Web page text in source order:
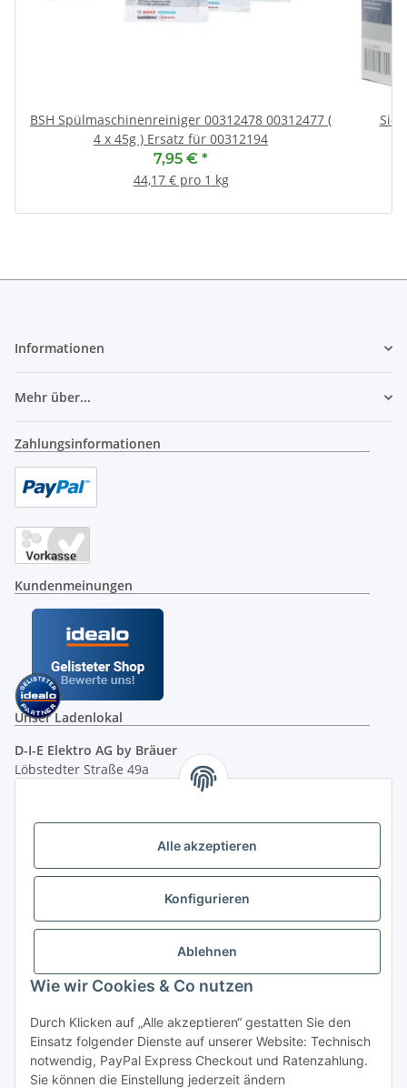
Alle akzeptieren
Konfigurieren
Ablehnen
Wie wir Cookies & Co nutzen
Durch Klicken auf „Alle akzeptieren“ gestatten Sie den
Einsatz folgender Dienste auf unserer Website: Technisch
notwendig, PayPal Express Checkout und Ratenzahlung.
Sie können die Einstellung jederzeit ändern
BSH Spülmaschinenreiniger 00312478 00312477 (
4 x 45g ) Ersatz für 00312194
7,95 € *
44,17 € pro 1 kg
Informationen
Mehr über...
Zahlungsinformationen
Kundenmeinungen
Unser Ladenlokal
D-I-E Elektro AG by Bräuer
Löbstedter Straße 49a
( siehe Google-Maps )
Öffnungszeiten:
10.00 - 18.00 Uhr
Ladenpreis versus Internetpreis
Vertrag widerrufen
05.00 - 21.30 Uhr | Freitag: 05.00 - 18.00 Uhr | Samstag: 09.00
- 12.00 Uhr (0,49€ je angef. Minute) oder per E-Mail über
unserKontaktformular